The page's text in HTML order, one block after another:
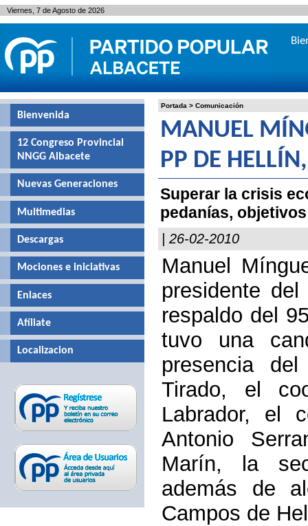
Portada > Comunicación
MANUEL
PP DE
Superar la crisis
pedanías,
| 26-02-2010
Manuel
presidente
respaldo del
tuvo una
presencia
Tirado, el
Labrador, el
Antonio
Marín, la
además de
Campos de
Bienvenida
12 Congreso Provincial
NNGG Albacete
Nuevas Generaciones
Multimedias
Descargas
Mociones e iniciativas
Enlaces
Afíliate
Localizacion
Viernes, 7 de Agosto de 2026